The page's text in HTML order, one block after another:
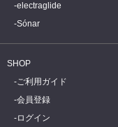
electraglide
Sónar
SHOP
ご利用ガイド
会員登録
ログイン